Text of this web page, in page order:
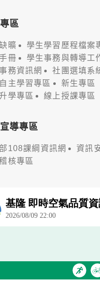
區
曠
學生學習歷程檔案
冊
學生事務與轉導工
務資訊網
社團選填系
主學習專區
新生專區
學專區
線上授課專區
導專區
108課綱資訊網
資訊
核專區